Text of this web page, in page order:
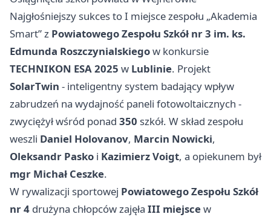
Najgłośniejszy sukces to I miejsce zespołu „Akademia
Smart” z Powiatowego Zespołu Szkół nr 3 im. ks.
Edmunda Roszczynialskiegow konkursie
TECHNIKON ESA 2025 w Lublinie. Projekt
SolarTwin - inteligentny system badający wpływ
zabrudzeń na wydajność paneli fotowoltaicznych -
zwyciężył wśród ponad 350 szkół. W skład zespołu
weszli Daniel Holovanov, Marcin Nowicki,
Oleksandr Pasko i Kazimierz Voigt, a opiekunem był
mgr Michał Ceszke.
W rywalizacji sportowej Powiatowego Zespołu Szkół
nr 4 drużyna chłopców zajęła III miejscew